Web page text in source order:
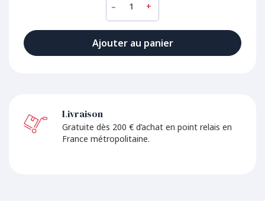
– +
Ajouter au panier
Livraison
Gratuite dès 200 € d’achat en point relais en
France métropolitaine.